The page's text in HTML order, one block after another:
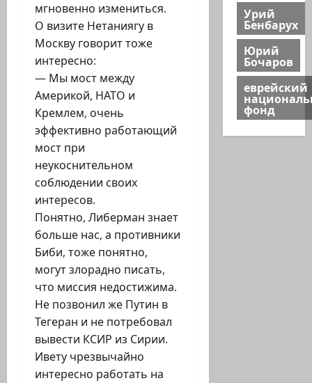
мгновенно измениться.
О визите Нетаниягу в
Москву говорит тоже
интересно:
— Мы мост между
Америкой, НАТО и
Кремлем, очень
эффективно работающий
мост при
неукоснительном
соблюдении своих
интересов.
Понятно, Либерман знает
больше нас, а противники
Биби, тоже понятно,
могут злорадно писать,
что миссия недостижима.
Не позвонил же Путин в
Тегеран и не потребовал
вывести КСИР из Сирии.
Ивету чрезвычайно
интересно работать на
Урий
Бенбарух
Юрий
Бочаров
еврейский
фонд